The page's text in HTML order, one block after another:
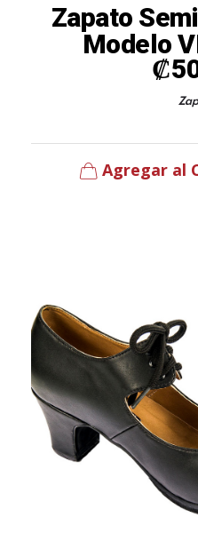
Zapato
Modelo
₡
Agregar al